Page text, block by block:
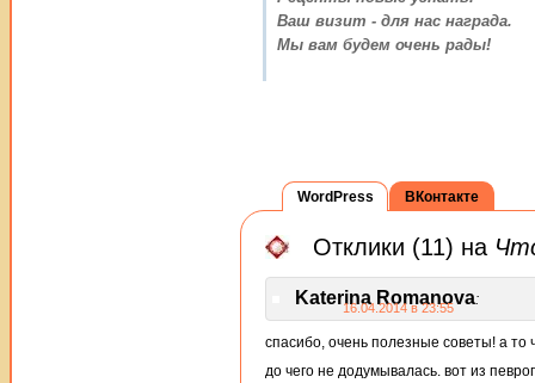
Ваш визит - для нас награда.
Мы вам будем очень рады!
WordPress
Отклики (11) на
Katerina Romanova:
16.04.2014 в 23:55
спасибо, очень полезные советы! а то
до чего не додумывалась. вот из
ВКонтакте